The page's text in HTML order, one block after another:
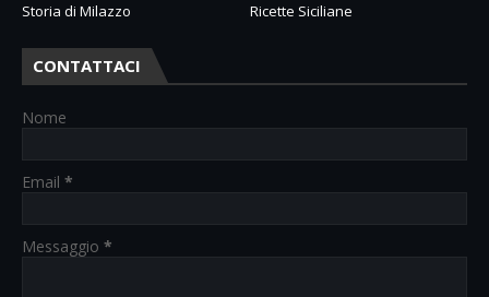
Storia di Milazzo
Ricette Siciliane
CONTATTACI
Nome
Email *
Messaggio *